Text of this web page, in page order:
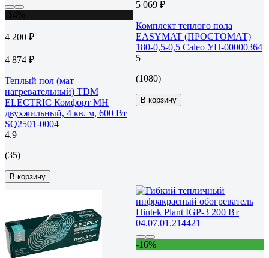
4 200 ₽
4 874 ₽
Теплый пол (мат
нагревательный) TDM
ELECTRIC Комфорт МН
двухжильный, 4 кв. м, 600 Вт
SQ2501-0004
4.9
(35)
В корзину
5 069 ₽
Комплект теплого пола
EASYMAT (ПРОСТОМАТ)
180-0,5-0,5 Caleo УП-00000364
5
(1080)
В корзину
-16%